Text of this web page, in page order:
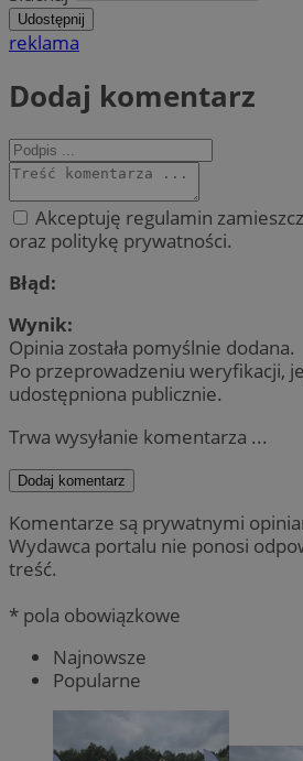
Udostępnij
reklama
Dodaj komentarz
Akceptuję regulamin
oraz politykę prywatności.
Błąd:
Wynik:
Opinia została pomyślnie dodana.
Po przeprowadzeniu weryfikacji,
udostępniona publicznie.
Trwa wysyłanie komentarza ...
Dodaj komentarz
Komentarze są prywatnymi
Wydawca portalu nie ponosi
treść.
* pola obowiązkowe
Najnowsze
Popularne